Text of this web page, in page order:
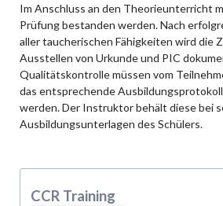
Im Anschluss an den Theorieunterricht
Prüfung bestanden werden. Nach
aller taucherischen Fähigkeiten wird die
Ausstellen von Urkunde und PIC
Qualitätskontrolle müssen vom
das entsprechende
werden. Der Instruktor behält diese bei
Ausbildungsunterlagen des Schülers.
CCR Training